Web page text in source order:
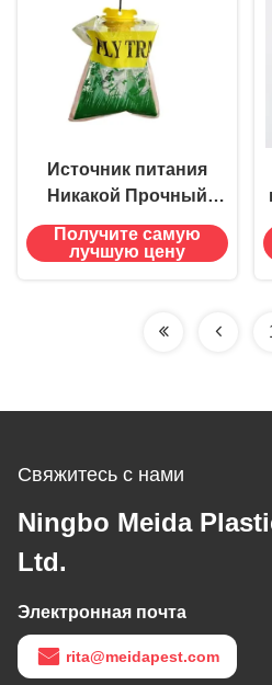
Источник питания
Никакой Прочный
наружный висячий
мухоловка
фруктов
Получите самую
лучшую цену
Свяжитесь с нами
Ningbo Meida
Ltd.
Электронная почта
rita@meidapest.com